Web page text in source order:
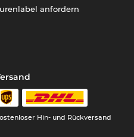
anfordern
Hin- und Rückversand